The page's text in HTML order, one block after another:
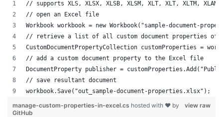
// supports XLS, XLSX, XLSB, XLSM, XLT, XLT, XLTM,
// open an Excel file
Workbook workbook = new Workbook("sample-document-
// retrieve a list of all custom document properties of
CustomDocumentPropertyCollection customProperties =
// add a custom document property to the Excel file
DocumentProperty publisher =
// save resultant document
workbook.Save("out_sample-document-properties.xlsx");
view raw
manage-custom-properties-in-excel.cs hosted with ❤ by
GitHub